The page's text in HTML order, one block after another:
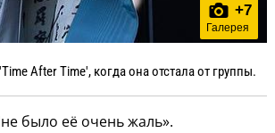
+7
Галерея
After Time', когда она отстала от группы.
было её очень жаль».